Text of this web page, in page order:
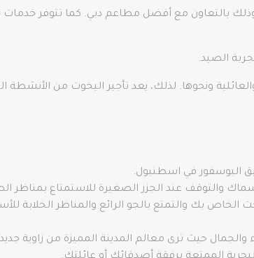
بالتعاون مع أفضل مطاعم دبي. كما تتوفر
الصيد.
ونحوها. لذلك، يعد تأجير اليخوت من الأنشطة
البوسفور في اسطنبول.
والتوقف عند الجزر الصغيرة للاستمتاع بمناظر
بك والتمتع بالجو الرائع والمناظر الخلابة
حيث ترى معالم المدينة المميزة من زاوية